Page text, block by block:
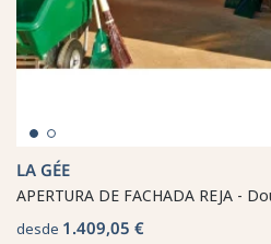
LA GÉE
APERTURA DE FACHADA REJA -
desde 1.409,05 €